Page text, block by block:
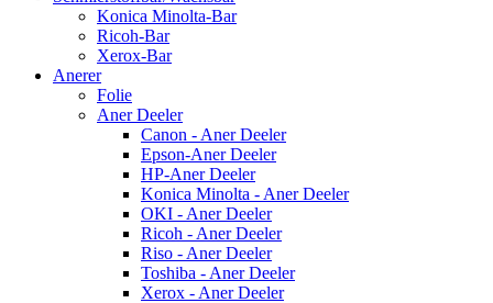
Konica Minolta-Bar
Ricoh-Bar
Xerox-Bar
Anerer
Folie
Aner Deeler
Canon - Aner Deeler
Epson-Aner Deeler
HP-Aner Deeler
Konica Minolta - Aner Deeler
OKI - Aner Deeler
Ricoh - Aner Deeler
Riso - Aner Deeler
Toshiba - Aner Deeler
Xerox - Aner Deeler